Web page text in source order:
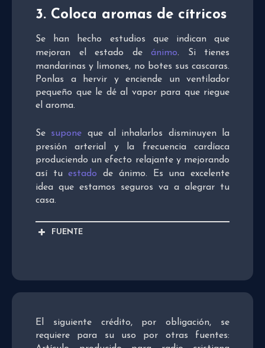
3. Coloca aromas de cítricos
Se han hecho estudios que indican que
mejoran el estado de ánimo. Si tienes
mandarinas y limones, no botes sus cascaras.
Ponlas a hervir y enciende un ventilador
pequeño que le dé al vapor para que riegue
el aroma.
Se supone que al inhalarlos disminuyen la
presión arterial y la frecuencia cardíaca
produciendo un efecto relajante y mejorando
así tuestado de ánimo. Es una excelente
idea que estamos seguros va a alegrar tu
casa.
FUENTE
El siguiente crédito, por obligación, se
requiere para su uso por otras fuentes: